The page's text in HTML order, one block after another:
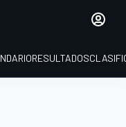
RESULTADOS